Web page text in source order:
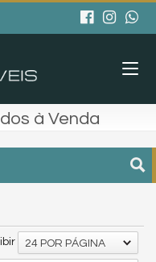
à Venda
24 POR PÁGINA